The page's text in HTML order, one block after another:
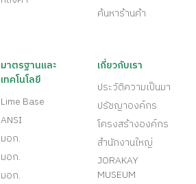
ค้นหาร้านค้า
มาตรฐานและ
เทคโนโลยี
Lime Base
ANSI
มอก.
มอก.
มอก.
เกี่ยวกับเรา
ประวัติความเป็นมา
ปรัชญาองค์กร
โครงสร้างองค์กร
สำนักงานใหญ่
JORAKAY
MUSEUM